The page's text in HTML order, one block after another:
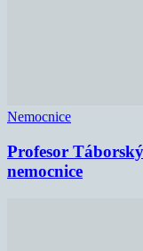
Nemocnice
Profesor
nemocnice